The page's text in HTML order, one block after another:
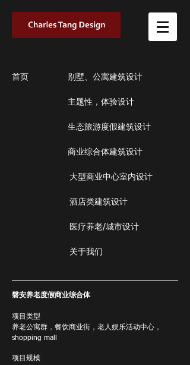
首页 别墅、公寓建筑设计
主题性，体验设计
生态旅游度假建筑设计
商业综合体建筑设计
大型商业中心室内设计
酒店类建筑设计
医疗养老/城市设计
关于我们
磐安养老度假商业综合体
项目类型
养老公寓群，餐饮商业街，老人娱乐活动中心，
shopping mall
项目规模